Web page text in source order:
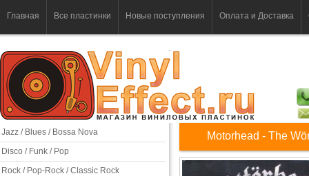
Главная Все пластинки Новые поступления Оплата и Доставка
Jazz / Blues / Bossa Nova
Disco / Funk / Pop
Rock / Pop-Rock / Classic Rock
Motorhead - The